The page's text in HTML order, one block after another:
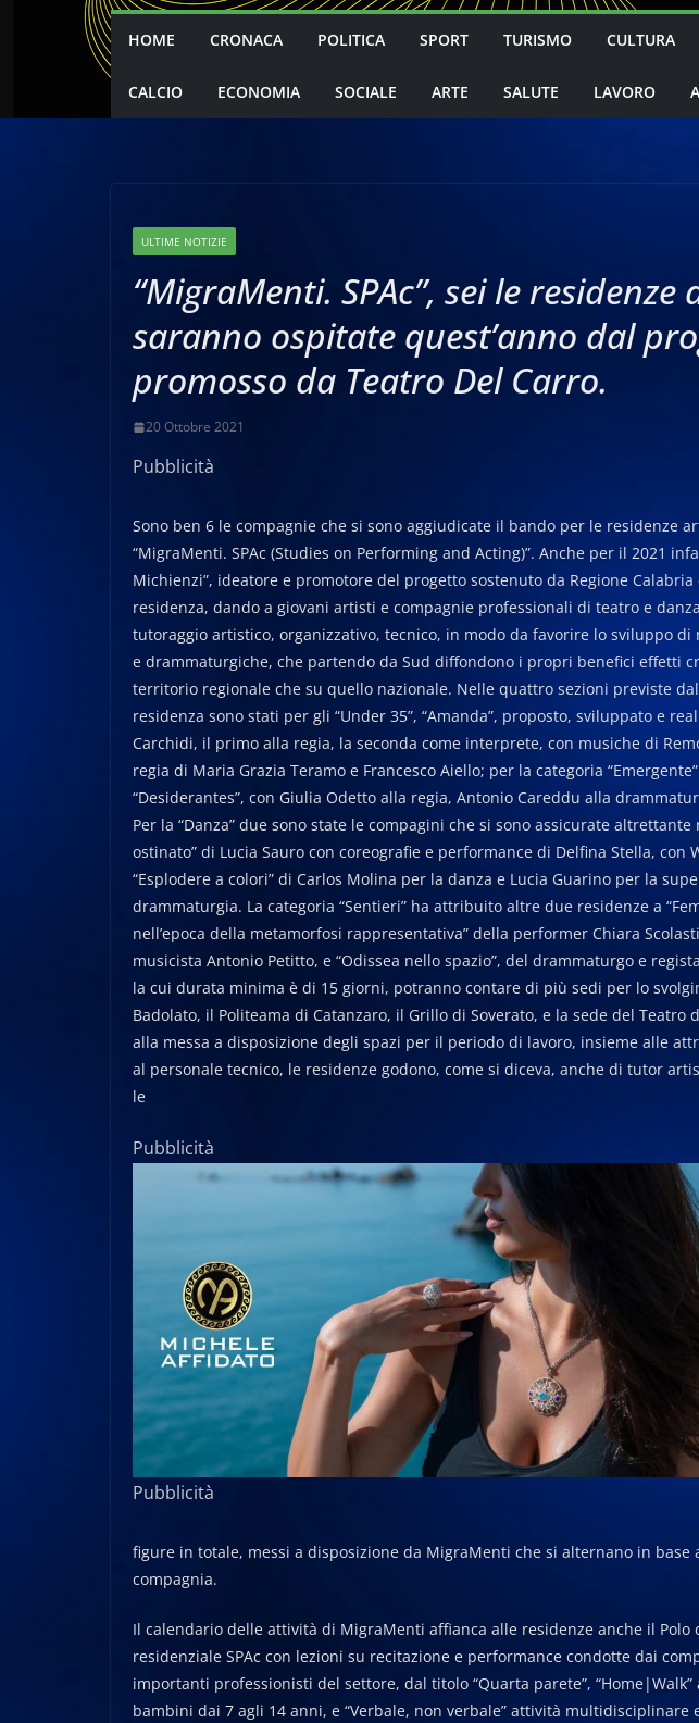
HOME CRONACA POLITICA SPORT TURISMO CULTURA
CALCIO ECONOMIA SOCIALE ARTE SALUTE LAVORO
ULTIME NOTIZIE
“MigraMenti. SPAc”, sei le
saranno ospitate quest’anno dal
promosso da Teatro Del Carro.
20 Ottobre 2021
Pubblicità
Sono ben 6 le compagnie che si sono aggiudicate il bando per le residenze
“MigraMenti. SPAc (Studies on Performing and Acting)”. Anche per il 2021
Michienzi”, ideatore e promotore del progetto sostenuto da Regione
residenza, dando a giovani artisti e compagnie professionali di teatro e
tutoraggio artistico, organizzativo, tecnico, in modo da favorire lo sviluppo
e drammaturgiche, che partendo da Sud diffondono i propri benefici effetti
territorio regionale che su quello nazionale. Nelle quattro sezioni previste
residenza sono stati per gli “Under 35”, “Amanda”, proposto, sviluppato e
Carchidi, il primo alla regia, la seconda come interprete, con musiche di
regia di Maria Grazia Teramo e Francesco Aiello; per la categoria
“Desiderantes”, con Giulia Odetto alla regia, Antonio Careddu alla
Per la “Danza” due sono state le compagini che si sono assicurate
ostinato” di Lucia Sauro con coreografie e performance di Delfina Stella, con
“Esplodere a colori” di Carlos Molina per la danza e Lucia Guarino per la
drammaturgia. La categoria “Sentieri” ha attribuito altre due residenze a
nell’epoca della metamorfosi rappresentativa” della performer Chiara
musicista Antonio Petitto, e “Odissea nello spazio”, del drammaturgo e
la cui durata minima è di 15 giorni, potranno contare di più sedi per lo
Badolato, il Politeama di Catanzaro, il Grillo di Soverato, e la sede del Teatro
alla messa a disposizione degli spazi per il periodo di lavoro, insieme alle
al personale tecnico, le residenze godono, come si diceva, anche di tutor
le
Pubblicità
Pubblicità
figure in totale, messi a disposizione da MigraMenti che si alternano in base
compagnia.
Il calendario delle attività di MigraMenti affianca alle residenze anche il
residenziale SPAc con lezioni su recitazione e performance condotte dai
importanti professionisti del settore, dal titolo “Quarta parete”,
bambini dai 7 agli 14 anni, e “Verbale, non verbale” attività